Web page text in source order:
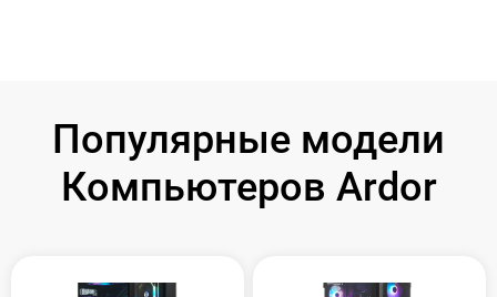
Популярные модели
Компьютеров Ardor